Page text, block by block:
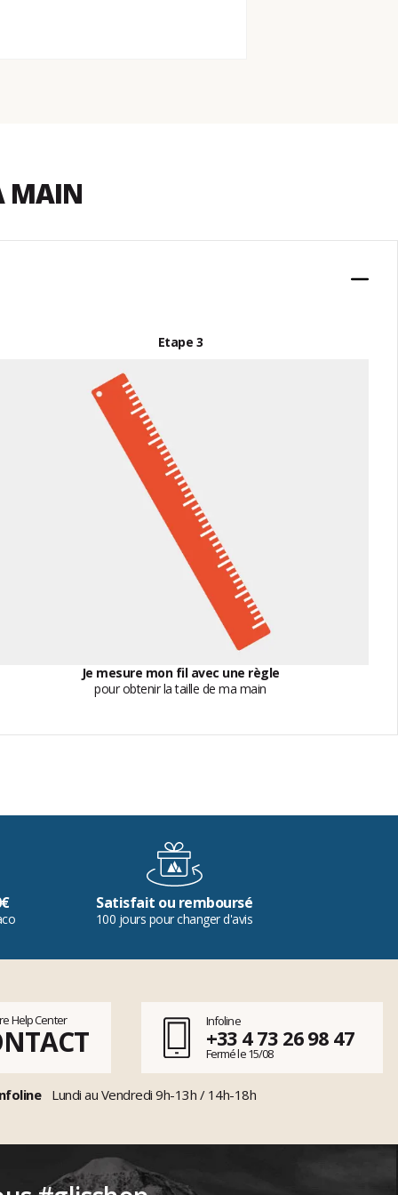
MAIN
Etape 3
Je mesure mon fil avec une règle
pour obtenir la taille de ma main
Satisfait ou remboursé
100 jours pour changer d'avis
Help Center Infoline
+33 4 73 26 98 47
Fermé le 15/08
Lundi au Vendredi 9h-13h / 14h-18h